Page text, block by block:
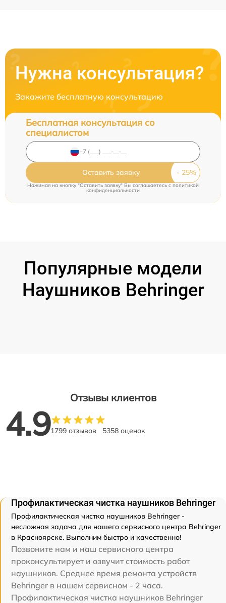
Нужна консультация?
Закажите бесплатную консультацию
Бесплатная консультация со
специалистом
Оставить заявку
Нажимая на кнопку "Оставить заявку" Вы соглашаетесь cполитикой
конфиденциальности
Популярные модели
Наушников Behringer
Отзывы клиентов
4.91799 отзывов 5358 оценок
Профилактическая чистка наушников Behringer
Профилактическая чистка наушников Behringer -
несложная задача для нашего сервисного центра Behringer
в Красноярске. Выполним быстро и качественно!
Позвоните нам и наш сервисного центра
проконсультирует и озвучит стоимость работ
наушников. Среднее время ремонта устройств
Behringer в нашем сервисном - 2 часа.
Профилактическая чистка наушников Behringer